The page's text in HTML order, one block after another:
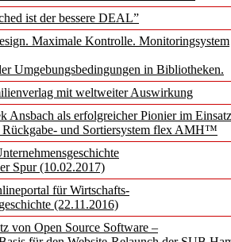
ist der bessere DEAL”
Maximale Kontrolle. Monitoringsystem
Umgebungsbedingungen in Bibliotheken.
mit weltweiter Auswirkung
Ansbach als erfolgreicher Pionier im
Rückgabe- und Sortiersystem flex AMH™
Spur (10.02.2017)
für Wirtschafts-
(22.11.2016)
von Open Source Software –
von
digitalen Welt
Infrastruktur
bis
Ausrüstung in der